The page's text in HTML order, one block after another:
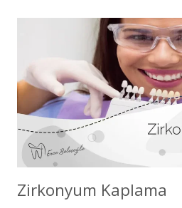
Zirkonyum Kaplama